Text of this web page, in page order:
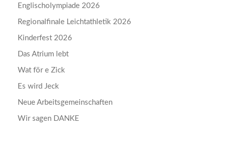
Englischolympiade 2026
Regionalfinale Leichtathletik 2026
Kinderfest 2026
Das Atrium lebt
Wat för e Zick
Es wird Jeck
Neue Arbeitsgemeinschaften
Wir sagen DANKE